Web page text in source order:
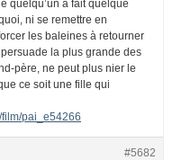
quelqu’un a fait quelque
ni se remettre en
les baleines à retourner
la plus grande des
père, ne peut plus nier le
ce soit une fille qui
pai_e54266
#5682